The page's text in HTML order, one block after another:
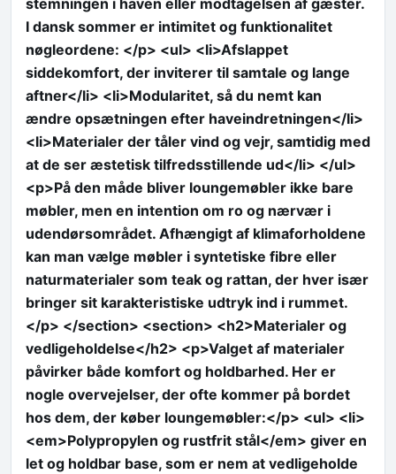
stemningen i haven eller modtagelsen af gæster.
I dansk sommer er intimitet og funktionalitet
nøgleordene: </p> <ul> <li>Afslappet
siddekomfort, der inviterer til samtale og lange
aftner</li> <li>Modularitet, så du nemt kan
ændre opsætningen efter haveindretningen</li>
<li>Materialer der tåler vind og vejr, samtidig med
at de ser æstetisk tilfredsstillende ud</li> </ul>
<p>På den måde bliver loungemøbler ikke bare
møbler, men en intention om ro og nærvær i
udendørsområdet. Afhængigt af klimaforholdene
kan man vælge møbler i syntetiske fibre eller
naturmaterialer som teak og rattan, der hver især
bringer sit karakteristiske udtryk ind i rummet.
</p> </section> <section> <h2>Materialer og
vedligeholdelse</h2> <p>Valget af materialer
påvirker både komfort og holdbarhed. Her er
nogle overvejelser, der ofte kommer på bordet
hos dem, der køber loungemøbler:</p> <ul> <li>
<em>Polypropylen og rustfrit stål</em> giver en
let og holdbar base, som er nem at vedligeholde